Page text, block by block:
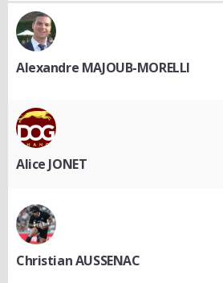
Alexandre MAJOUB-MORELLI
Alice JONET
Christian AUSSENAC